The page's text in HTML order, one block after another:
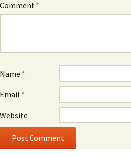
Comment *
Name *
Email *
Website